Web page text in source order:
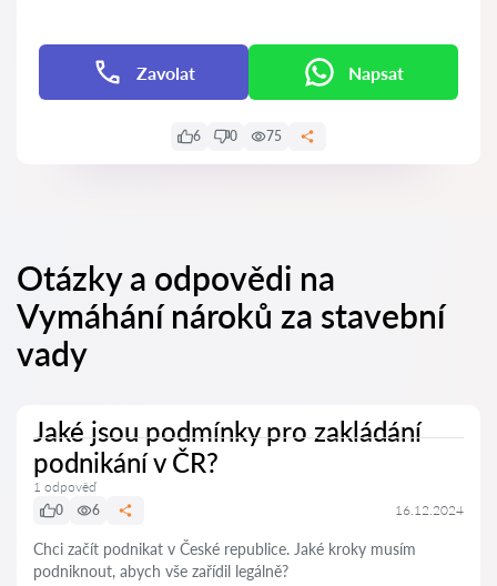
Zavolat Napsat
6 0 75
Otázky a odpovědi na
Vymáhání nároků za stavební
vady
Jaké jsou podmínky pro zakládání
podnikání v ČR?
1 odpověď
0
6 16.12.2024
Chci začít podnikat v České republice. Jaké kroky musím
podniknout, abych vše zařídil legálně?